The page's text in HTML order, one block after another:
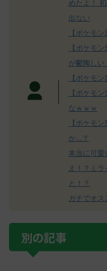
めたよ！
出ない
【ポケモ
【ポケモ
が鬱陶しい
【ポケモ
【ポケモ
なｗｗｗ
【ポケモ
か…？
本当に可愛
え！？ミ
と！？
ガチでオス
別の記事